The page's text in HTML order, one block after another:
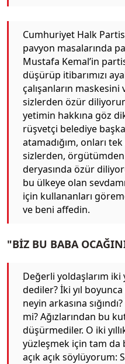
Cumhuriyet Halk
pavyon masalarında
Mustafa Kemal’in
düşürüp itibarımızı
çalışanların
sizlerden özür
yetimin hakkına göz
rüşvetçi belediye
atamadığım, onları
sizlerden,
deryasında özür
bu ülkeye olan
için kullananları
ve beni affedin.
"BİZ BU BABA
Değerli yoldaşlarım iki
dediler? İki yıl boyunca
neyin arkasına
mi? Ağızlarından bu
düşürmediler. O iki
yüzleşmek için tam da
açık açık söylüyorum: